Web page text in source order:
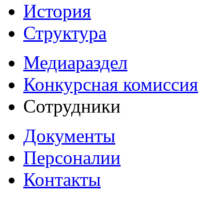
История
Структура
Медиараздел
Конкурсная комиссия
Сотрудники
Документы
Персоналии
Контакты